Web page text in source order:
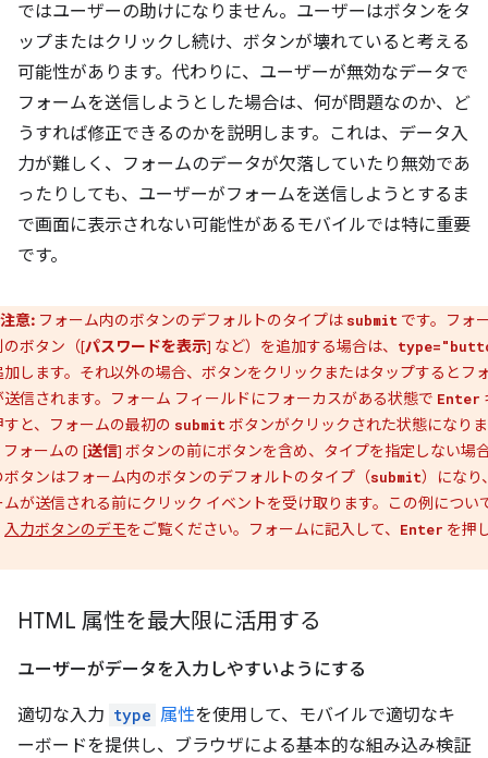
ではユーザーの助けになりません。ユーザーはボタンをタ
ップまたはクリックし続け、ボタンが壊れていると考える
可能性があります。代わりに、ユーザーが無効なデータで
フォームを送信しようとした場合は、何が問題なのか、ど
うすれば修正できるのかを説明します。これは、データ入
力が難しく、フォームのデータが欠落していたり無効であ
ったりしても、ユーザーがフォームを送信しようとするま
で画面に表示されない可能性があるモバイルでは特に重要
です。
注意: フォーム内のボタンのデフォルトのタイプは submit です。フォ
のボタン（[パスワードを表示] など）を追加する場合は、
加します。それ以外の場合、ボタンをクリックまたはタップするとフ
送信されます。フォーム フィールドにフォーカスがある状態で Enter
すと、フォームの最初の submit ボタンがクリックされた状態になりま
フォームの [送信] ボタンの前にボタンを含め、タイプを指定しない場
ボタンはフォーム内のボタンのデフォルトのタイプ（submit）になり
ムが送信される前にクリック イベントを受け取ります。この例につい
入力ボタンのデモをご覧ください。フォームに記入して、 Enter を押
HTML 属性を最大限に活用する
ユーザーがデータを入力しやすいようにする
適切な入力 type 属性を使用して、モバイルで適切なキ
ーボードを提供し、ブラウザによる基本的な組み込み検証